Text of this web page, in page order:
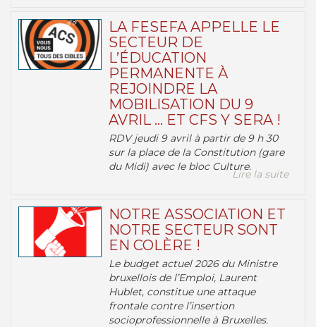
LA FESEFA APPELLE LE
SECTEUR DE
L’ÉDUCATION
PERMANENTE À
REJOINDRE LA
MOBILISATION DU 9
AVRIL … ET CFS Y SERA !
RDV jeudi 9 avril à partir de 9 h 30
sur la place de la Constitution (gare
du Midi) avec le bloc Culture.
Lire la suite
NOTRE ASSOCIATION ET
NOTRE SECTEUR SONT
EN COLÈRE !
Le budget actuel 2026 du Ministre
bruxellois de l’Emploi, Laurent
Hublet, constitue une attaque
frontale contre l’insertion
socioprofessionnelle à Bruxelles.